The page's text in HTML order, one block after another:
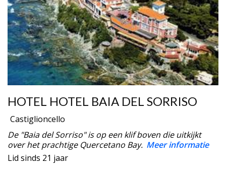
HOTEL HOTEL BAIA DEL SORRISO
Castiglioncello
De "Baia del Sorriso" is op een klif boven die uitkijkt
over het prachtige Quercetano Bay. Meer informatie
Lid sinds 21 jaar